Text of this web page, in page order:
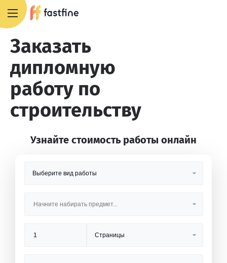
Заказать
дипломную
работу по
строительству
Узнайте стоимость работы онлайн